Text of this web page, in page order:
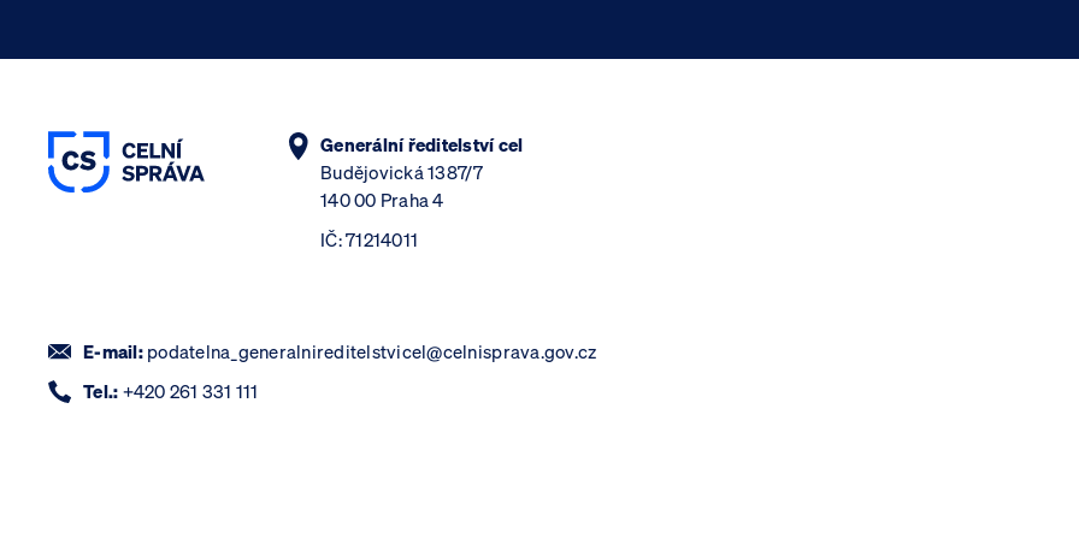
Generální ředitelství cel
Budějovická 1387/7
140 00 Praha 4
IČ: 71214011
E-mail: podatelna_generalnireditelstvicel@celnisprava.gov.cz
Tel.: +420 261 331 111